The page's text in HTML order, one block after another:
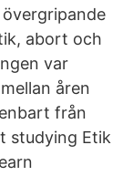
abort och
var
åren
från
studying Etik